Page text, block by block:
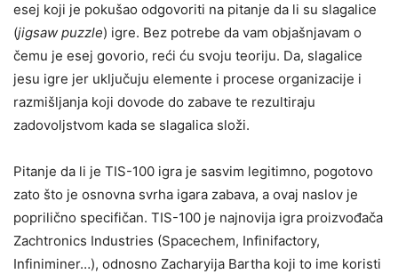
esej koji je pokušao odgovoriti na pitanje da li su slagalice
(jigsaw puzzle) igre. Bez potrebe da vam objašnjavam o
čemu je esej govorio, reći ću svoju teoriju. Da, slagalice
jesu igre jer uključuju elemente i procese organizacije i
razmišljanja koji dovode do zabave te rezultiraju
zadovoljstvom kada se slagalica složi.
Pitanje da li je TIS-100 igra je sasvim legitimno, pogotovo
zato što je osnovna svrha igara zabava, a ovaj naslov je
poprilično specifičan. TIS-100 je najnovija igra proizvođača
Zachtronics Industries (Spacechem, Infinifactory,
Infiniminer…), odnosno Zacharyija Bartha koji to ime koristi